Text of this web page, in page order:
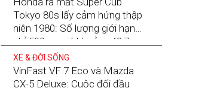
Tokyo 80s lấy cảm hứng thập
niên 1980: Số lượng giới hạn
chỉ 500 xe, giá khoảng 42,7
triệu đồng
XE & ĐỜI SỐNG
VinFast VF 7 Eco và Mazda
CX-5 Deluxe: Cuộc đối đầu